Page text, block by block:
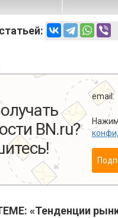
BN.ru?
email:
«Тенденции